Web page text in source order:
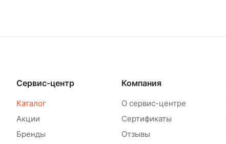
Сервис-центр
Каталог
Акции
Бренды
Компания
О сервис-центре
Сертификаты
Отзывы